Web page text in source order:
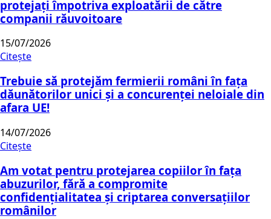
protejați împotriva exploatării de către
companii răuvoitoare
15/07/2026
Citește
Trebuie să protejăm fermierii români în fața
dăunătorilor unici și a concurenței neloiale din
afara UE!
14/07/2026
Citește
Am votat pentru protejarea copiilor în fața
abuzurilor, fără a compromite
confidențialitatea și criptarea conversațiilor
românilor